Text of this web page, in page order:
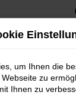
um Ihnen die
zu
Ihnen zu